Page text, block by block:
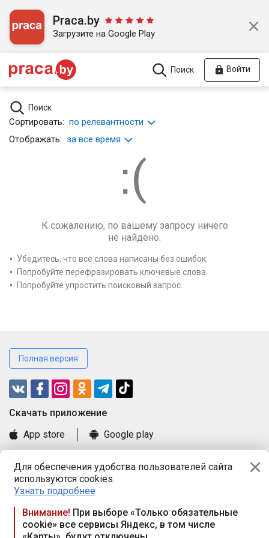
Для обеспечения удобства пользователей сайта
используются cookies.
Узнать подробнее
Внимание! При выборе «Только обязательные
cookie» все сервисы Яндекс, в том числе
Praca.by
Загрузите на Google Play
Поиск Войти
Поиск
Сортировать: по релевантности
Отображать: за все время
К сожалению, по вашему запросу ничего
не найдено.
Убедитесь, что все слова написаны без ошибок.
Попробуйте перефразировать ключевые слова.
Попробуйте упростить поисковый запрос.
Полная версия
Cкачать приложение
App store
Google play
Книга замечаний и предложений
Правила и документы
Praca.by © 2000—2026, ООО «ПРАЦА БАЙ»
Республика Беларусь, 220114, г. Минск, пр-т Независимости
117а, пом. № 9.